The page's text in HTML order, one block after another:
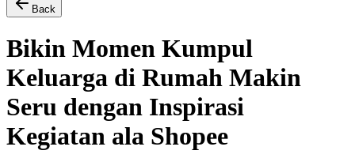
Back
Bikin Momen Kumpul
Keluarga di Rumah Makin
Seru dengan Inspirasi
Kegiatan ala Shopee